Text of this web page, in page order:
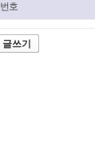
번호
글쓰기